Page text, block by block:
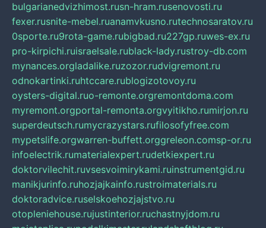
bulgarianedvizhimost.rusn-hram.rusenovosti.ru
fexer.rusnite-mebel.ruanamvkusno.rutechnosaratov.ru
0sporte.ru9rota-game.rubigbad.ru227gp.ruwes-ex.ru
pro-kirpichi.ruisraelsale.rublack-lady.rustroy-db.com
mynances.orgladalike.ruzozor.rudvigremont.ru
odnokartinki.ruhtccare.rublogizotovoy.ru
oysters-digital.ruo-remonte.orgremontdoma.com
myremont.orgportal-remonta.orgvyitikho.rumirjon.ru
superdeutsch.rumycrazystars.rufilosofyfree.com
mypetslife.orgwarren-buffett.orggreleon.comsp-or.ru
infoelectrik.rumaterialexpert.rudetkiexpert.ru
doktorvilechit.ruvsesvoimirykami.ruinstrumentgid.ru
manikjurinfo.ruhozjajkainfo.rustroimaterials.ru
doktoradvice.ruselskoehozjajstvo.ru
otopleniehouse.rujustinterior.ruchastnyjdom.ru